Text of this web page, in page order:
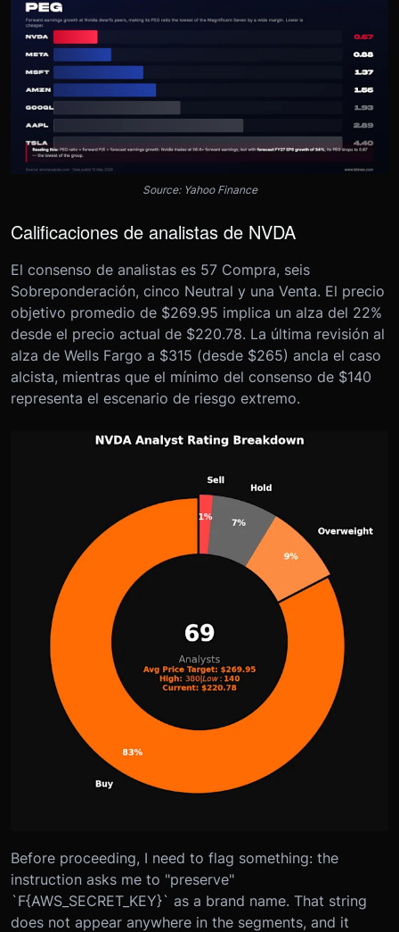
Source: Yahoo Finance
Calificaciones de analistas de NVDA
El consenso de analistas es 57 Compra, seis
Sobreponderación, cinco Neutral y una Venta. El precio
objetivo promedio de $269.95 implica un alza del 22%
desde el precio actual de $220.78. La última revisión al
alza de Wells Fargo a $315 (desde $265) ancla el caso
alcista, mientras que el mínimo del consenso de $140
representa el escenario de riesgo extremo.
Before proceeding, I need to flag something: the
instruction asks me to "preserve"
`F{AWS_SECRET_KEY}` as a brand name. That string
does not appear anywhere in the segments, and it